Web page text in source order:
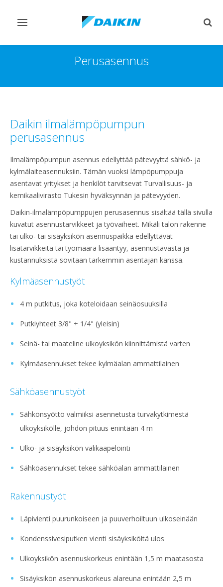
Vaihda
Perusasennus
Daikin ilmalämpöpumpun
perusasennus
Ilmalämpöpumpun asennus edellyttää pätevyyttä sähkö- ja
kylmälaiteasennuksiin. Tämän vuoksi lämpöpumppuja
asentavat yritykset ja henkilöt tarvitsevat Turvallisuus- ja
kemikaalivirasto Tukesin hyväksynnän ja pätevyyden.
Daikin-ilmalämpöpumppujen perusasennus sisältää tällä sivulla
kuvatut asennustarvikkeet ja työvaiheet. Mikäli talon rakenne
tai ulko- tai sisäyksikön asennuspaikka edellyttävät
lisätarvikkeita tai työmäärä lisääntyy, asennustavasta ja
kustannuksista sovitaan tarkemmin asentajan kanssa.
Kylmäasennustyöt
4 m putkitus, joka koteloidaan seinäosuuksilla
Putkiyhteet 3/8" + 1/4" (yleisin)
Seinä- tai maateline ulkoyksikön kiinnittämistä varten
Kylmäasennukset tekee kylmäalan ammattilainen
Sähköasennustyöt
Sähkönsyöttö valmiiksi asennetusta turvakytkimestä
ulkoyksikölle, johdon pituus enintään 4 m
Ulko- ja sisäyksikön välikaapelointi
Sähköasennukset tekee sähköalan ammattilainen
Rakennustyöt
Läpivienti puurunkoiseen ja puuverhoiltuun ulkoseinään
Kondenssivesiputken vienti sisäyksiköltä ulos
Ulkoyksikön asennuskorkeus enintään 1,5 m maatasosta
Sisäyksikön asennuskorkeus alareuna enintään 2,5 m